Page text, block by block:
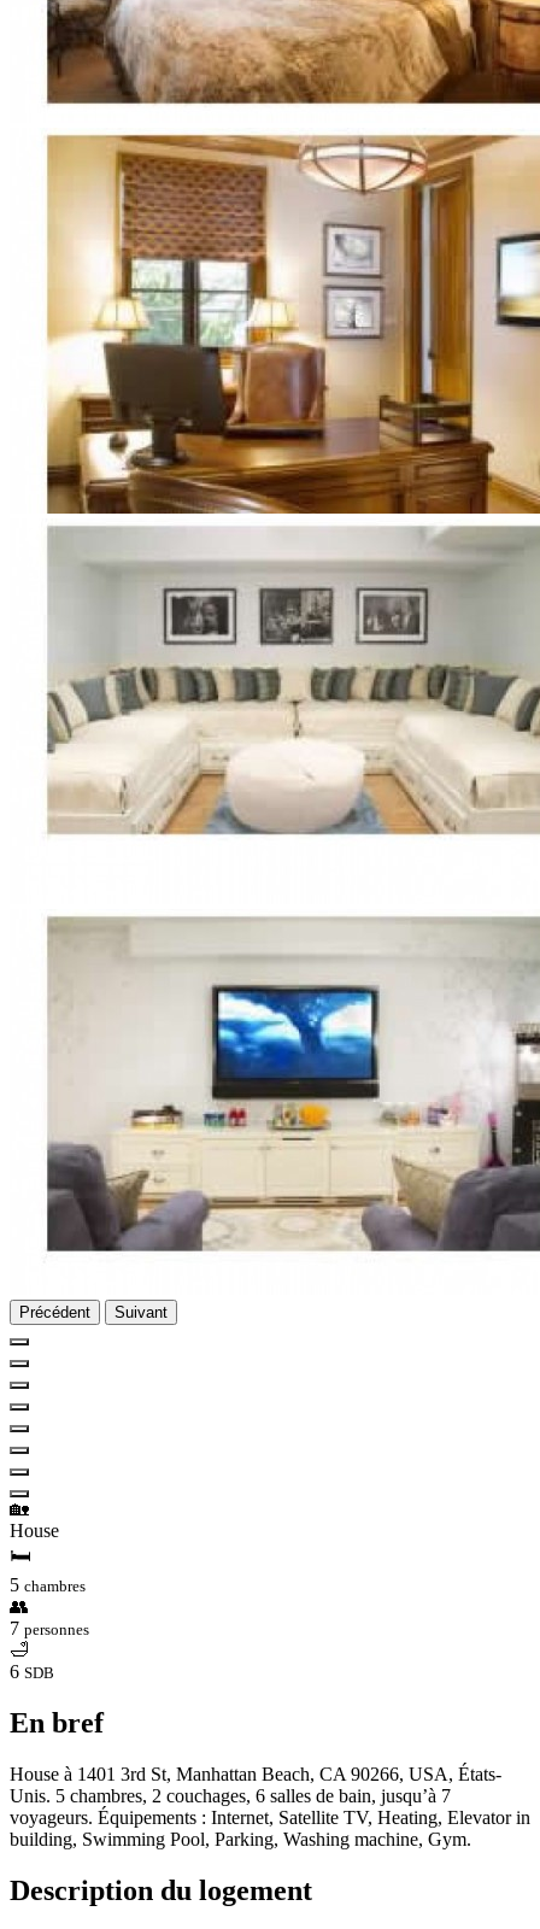
Précédent Suivant
🏡
House
🛏
5 chambres
👥
7 personnes
🛁
6 SDB
En bref
House à 1401 3rd St, Manhattan Beach, CA 90266, USA, États-
Unis. 5 chambres, 2 couchages, 6 salles de bain, jusqu’à 7
voyageurs. Équipements : Internet, Satellite TV, Heating, Elevator in
building, Swimming Pool, Parking, Washing machine, Gym.
Description du logement